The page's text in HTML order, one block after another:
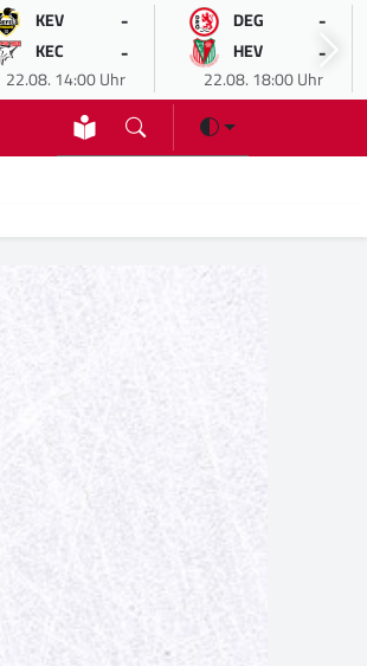
KEV -
KEC -
22.08. 14:00 Uhr
DEG -
HEV -
22.08. 18:00 Uhr